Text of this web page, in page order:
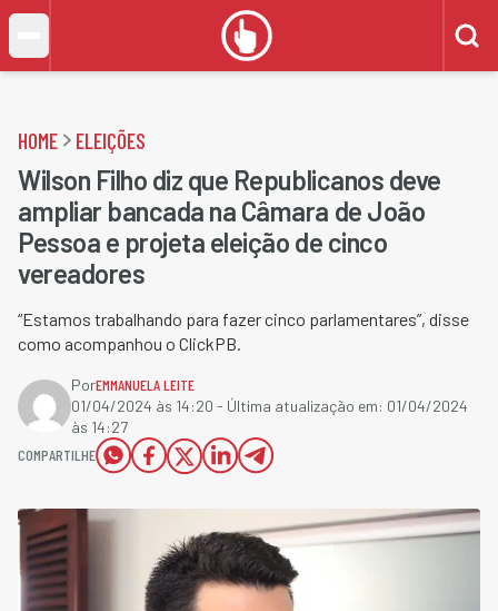
HOME ELEIÇÕES
Wilson Filho diz que Republicanos deve
ampliar bancada na Câmara de João
Pessoa e projeta eleição de cinco
vereadores
“Estamos trabalhando para fazer cinco parlamentares”, disse
como acompanhou o ClickPB.
PorEMMANUELA LEITE
01/04/2024 às 14:20 - Última atualização em: 01/04/2024
às 14:27
COMPARTILHE